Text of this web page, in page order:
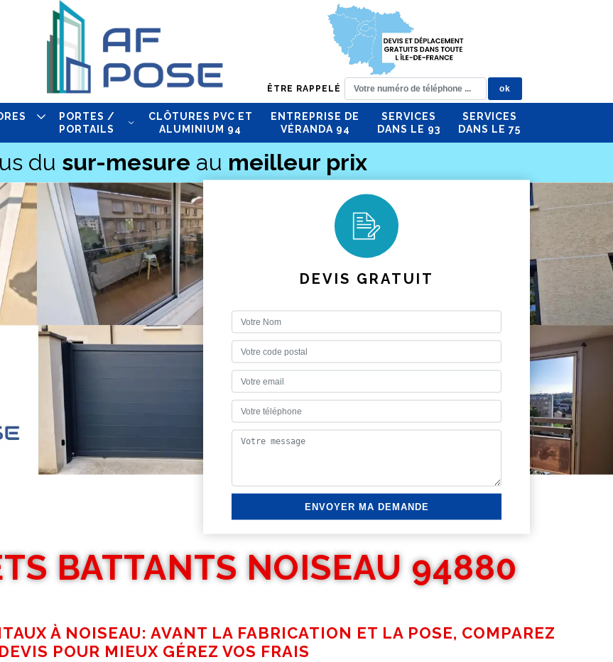
ÊTRE RAPPELÉ
PORTES /
PORTAILS
CLÔTURES PVC ET
ALUMINIUM 94
ENTREPRISE DE
VÉRANDA 94
SERVICES
DANS LE 93
SERVICES
DANS LE 75
du sur-mesure au meilleur prix
DEVIS GRATUIT
BATTANTS NOISEAU 94880
À NOISEAU: AVANT LA FABRICATION ET LA POSE, COMPAREZ
POUR MIEUX GÉREZ VOS FRAIS